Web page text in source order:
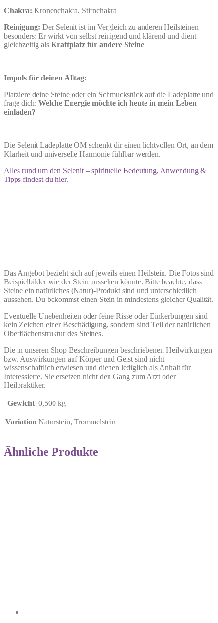
Chakra: Kronenchakra, Stirnchakra
Reinigung: Der Selenit ist im Vergleich zu anderen Heilsteinen
besonders: Er wirkt von selbst reinigend und klärend und dient
gleichzeitig als Kraftplatz für andere Steine.
Impuls für deinen Alltag:
Platziere deine Steine oder ein Schmuckstück auf die Ladeplatte und
frage dich: Welche Energie möchte ich heute in mein Leben
einladen?
Die Selenit Ladeplatte OM schenkt dir einen lichtvollen Ort, an dem
Klarheit und universelle Harmonie fühlbar werden.
Alles rund um den Selenit – spirituelle Bedeutung, Anwendung &
Tipps findest du hier.
Das Angebot bezieht sich auf jeweils einen Heilstein. Die Fotos sind
Beispielbilder wie der Stein aussehen könnte. Bitte beachte, dass
Steine ein natürliches (Natur)-Produkt sind und unterschiedlich
aussehen. Du bekommst einen Stein in mindestens gleicher Qualität.
Eventuelle Unebenheiten oder feine Risse oder Einkerbungen sind
kein Zeichen einer Beschädigung, sondern sind Teil der natürlichen
Oberflächenstruktur des Steines.
Die in unseren Shop Beschreibungen beschriebenen Heilwirkungen
bzw. Auswirkungen auf Körper und Geist sind nicht
wissenschaftlich erwiesen und dienen lediglich als Anhalt für
Interessierte. Sie ersetzen nicht den Gang zum Arzt oder
Heilpraktiker.
Gewicht 0,500 kg
Variation Naturstein, Trommelstein
Ähnliche Produkte